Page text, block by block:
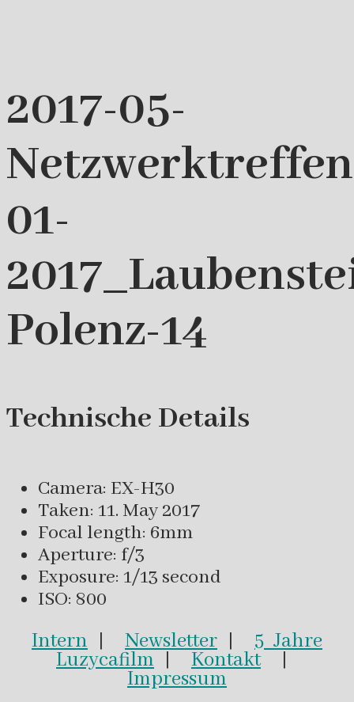
2017-05-
01-
Polenz-14
Technische Details
Camera: EX-H30
Taken: 11. May 2017
Focal length: 6mm
Aperture: f/3
Exposure: 1/13 second
ISO: 800
Intern | Newsletter | 5 Jahre
Luzycafilm | Kontakt|
Impressum